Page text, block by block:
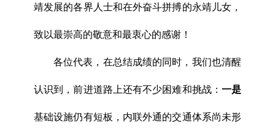
靖发展的各界人士和在外奋斗拼搏的永靖儿女，
致以最崇高的敬意和最衷心的感谢！
各位代表，在总结成绩的同时，我们也清醒
认识到，前进道路上还有不少困难和挑战： 一是
基础设施仍有短板，内联外通的交通体系尚未形